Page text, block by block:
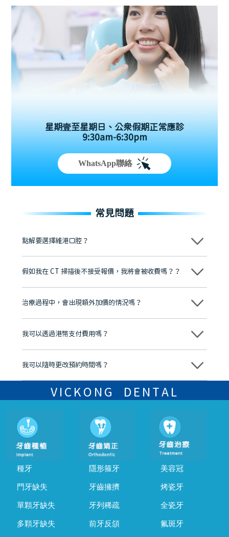
星期壹至星期日、公眾假期正常應診
9:30am-6:30pm
WhatsApp聯絡
常見問題
點解要選擇維港口腔？
維港口腔踐行「醫道濟世」的大學校訓，各分院匯聚來自香港、內地的
牌」、「2025香港企業領袖品牌」，是諾貝爾種植系統全球放心植牙中
至今已服務超過三十個國家和地區的顧客，受到粵港澳大灣區及周邊城
市市民極高的口碑評價及信任推薦 珠海、深圳設有八大分院，香港亦設
有咨詢及服務保障中心，有任何問題都可以隨時預約免費咨詢，讓人十
假如我在 CT 掃描後不接受報價，我將會被收費嗎？？
不會！只要未開始實際服務之前，你不會被收取任何費用。
治療過程中，會出現額外加價的情況嗎？
不會，治療前我們會詳細說明治療方案及對應的價錢，顧客同意並簽字
我可以透過港幣支付費用嗎？
可以。維港口腔會按照當日匯率轉算收取費用，而匯率會及時告知客人
我可以隨時更改預約時間嗎？
可以，請盡早通過wechat或whatsapp聯絡我們，告知我們你原本預約
的時間及資料，並且重新預約的日期及時段
VICKONG DENTAL
種牙
門牙缺失
單顆牙缺失
多顆牙缺失
隱形箍牙
牙齒擁擠
牙列稀疏
前牙反頜
美容冠
烤瓷牙
全瓷牙
氟斑牙